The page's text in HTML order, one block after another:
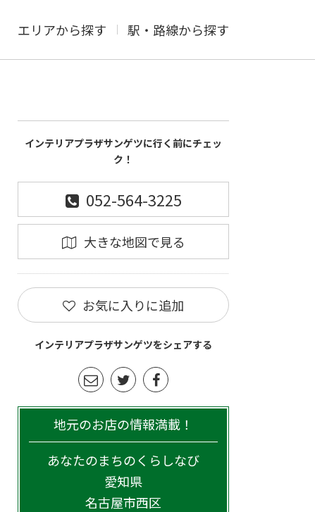
エリアから探す 駅・路線から探す
インテリアプラザサンゲツに行く前にチェッ
ク！
052-564-3225
大きな地図で見る
お気に入りに追加
インテリアプラザサンゲツをシェアする
地元のお店の情報満載！
あなたのまちのくらしなび
愛知県
名古屋市西区